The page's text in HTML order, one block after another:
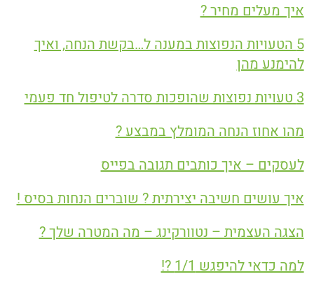
איך מעלים מחיר ?
5 הטעויות הנפוצות במענה ל…בקשת הנחה, ואיך
להימנע מהן
3 טעויות נפוצות שהופכות סדרה לטיפול חד פעמי
מהו אחוז הנחה המומלץ במבצע ?
לעסקים – איך כותבים תגובה בפייס
איך עושים חשיבה יצירתית ? שוברים הנחות בסיס !
הצגה העצמית – נטוורקינג – מה המטרה שלך ?
למה כדאי להיפגש 1/1 ?!